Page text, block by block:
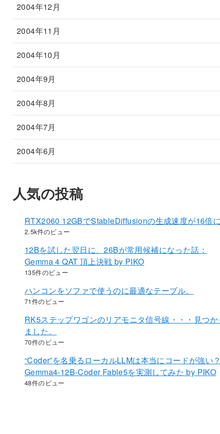
2004年12月
2004年11月
2004年10月
2004年9月
2004年8月
2004年7月
2004年6月
人気の投稿
RTX2060 12GBでStableDiffusionの生成速度が16倍
2.5k件のビュー
12Bを試した翌日に、26Bが常用候補になった話：
Gemma 4 QAT 頂上決戦 by PIKO
135件のビュー
ハンコンをソファで使うのに最適なテーブル。
71件のビュー
RK5ステップワゴンのリアモニタ信号線・・・見つか
ました。
70件のビュー
“Coder”を名乗るローカルLLMは本当にコードが強い
Gemma4-12B-Coder Fable5を実測してみた by PIKO
48件のビュー